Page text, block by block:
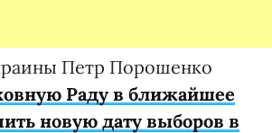
Петр Порошенко
Раду в ближайшее
новую дату выборов в